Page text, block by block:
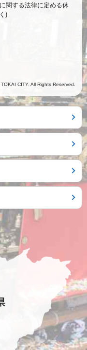
関する法律に定める休
)
CITY. All Rights Reserved.